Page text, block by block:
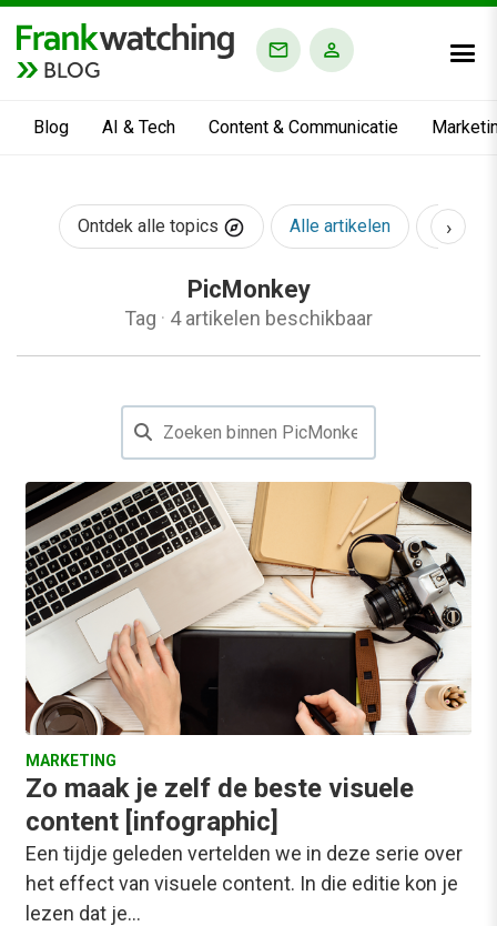
BLOG
Blog AI & Tech Content & Communicatie
Ontdek alle topics Alle artikelen AI &
›
PicMonkey
Tag · 4 artikelen beschikbaar
MARKETING
Zo maak je zelf de beste visuele
content [infographic]
Een tijdje geleden vertelden we in deze serie over
het effect van visuele content. In die editie kon je
lezen dat je…